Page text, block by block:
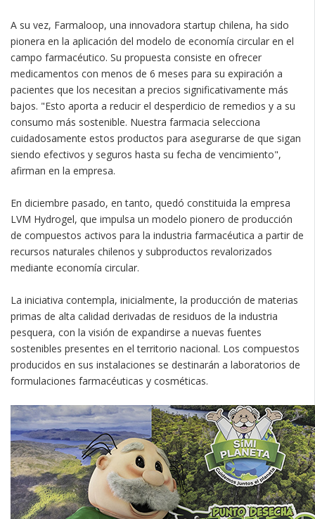
A su vez, Farmaloop, una innovadora startup chilena, ha sido
pionera en la aplicación del modelo de economía circular en el
campo farmacéutico. Su propuesta consiste en ofrecer
medicamentos con menos de 6 meses para su expiración a
pacientes que los necesitan a precios significativamente más
bajos. "Esto aporta a reducir el desperdicio de remedios y a su
consumo más sostenible. Nuestra farmacia selecciona
cuidadosamente estos productos para asegurarse de que sigan
siendo efectivos y seguros hasta su fecha de vencimiento",
afirman en la empresa.
En diciembre pasado, en tanto, quedó constituida la empresa
LVM Hydrogel, que impulsa un modelo pionero de producción
de compuestos activos para la industria farmacéutica a partir de
recursos naturales chilenos y subproductos revalorizados
mediante economía circular.
La iniciativa contempla, inicialmente, la producción de materias
primas de alta calidad derivadas de residuos de la industria
pesquera, con la visión de expandirse a nuevas fuentes
sostenibles presentes en el territorio nacional. Los compuestos
producidos en sus instalaciones se destinarán a laboratorios de
formulaciones farmacéuticas y cosméticas.